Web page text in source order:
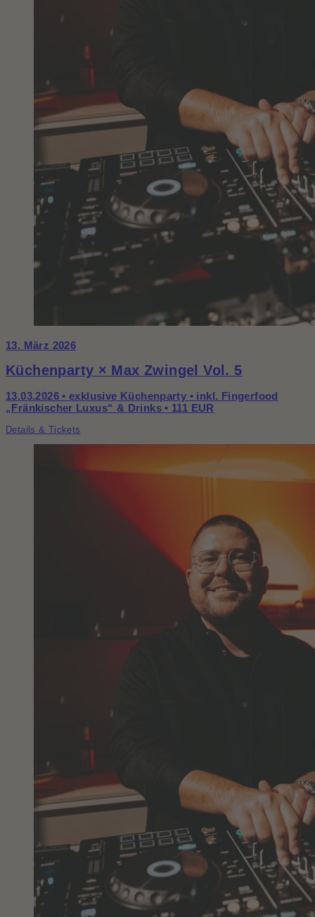
13. März 2026
Küchenparty × Max Zwingel Vol. 5
13.03.2026 • exklusive Küchenparty • inkl. Fingerfood
„Fränkischer Luxus“ & Drinks • 111 EUR
Details & Tickets